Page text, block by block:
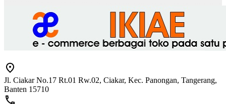
Jl. Ciakar No.17 Rt.01 Rw.02, Ciakar, Kec. Panongan, Tangerang,
Banten 15710